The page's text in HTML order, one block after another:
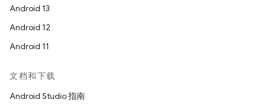
Android 13
Android 12
Android 11
文档和下载
Android Studio 指南